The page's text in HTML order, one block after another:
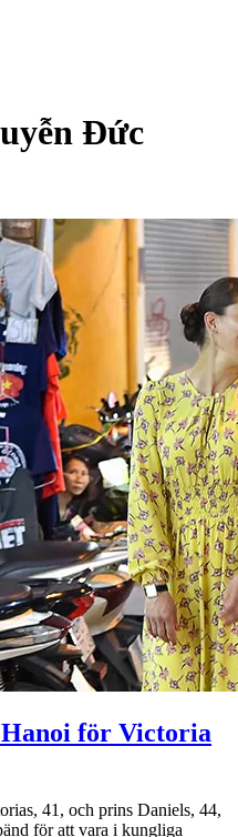
Đức
för Victoria
41, och prins Daniels, 44,
för att vara i kungliga